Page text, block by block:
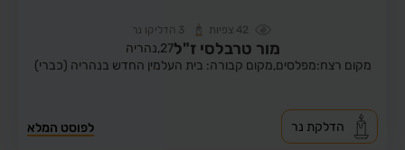
42 צפיות 3 הדליקו נר
מור טרבלסי ז"ל27, נהריה
מקום רצח:מפלסים,מקום קבורה: בית העלמין החדש בנהריה (כברי)
לפוסט המלא הדלקת נר